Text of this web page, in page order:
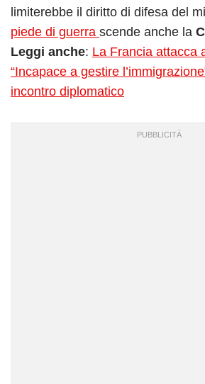
limiterebbe il diritto di difesa del
piede di guerra scende anche la
Leggi anche: La Francia attacca
“Incapace a gestire
incontro diplomatico